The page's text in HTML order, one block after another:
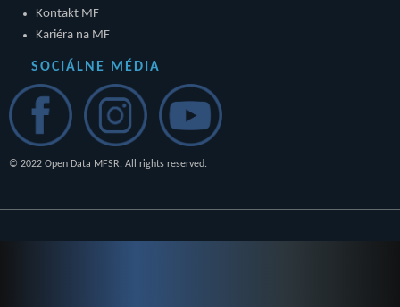
Kontakt MF
Kariéra na MF
SOCIÁLNE MÉDIA
© 2022 Open Data MFSR. All rights reserved.